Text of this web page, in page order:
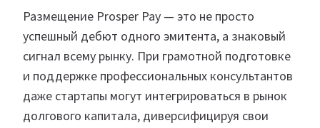
Размещение Prosper Pay — это не просто
успешный дебют одного эмитента, а знаковый
сигнал всему рынку. При грамотной подготовке
и поддержке профессиональных консультантов
даже стартапы могут интегрироваться в рынок
долгового капитала, диверсифицируя свои